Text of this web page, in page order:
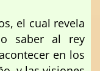
el cual revela
saber al rey
en los